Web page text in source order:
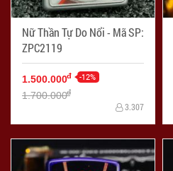
Nữ Thần Tự Do Nổi - Mã SP:
ZPC2119
1.500.000đ -12%
1.700.000đ
3.307